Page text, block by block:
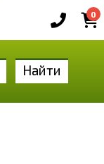
0
Найти